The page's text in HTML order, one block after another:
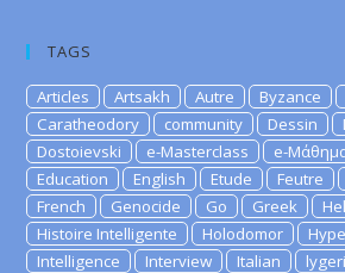
TAGS
Articles Artsakh Autre Byzance
Caratheodory
community Dessin
Dostoievski
e-Masterclass e-
Education
English Etude Feutre
French
Genocide Go Greek
Histoire Intelligente
Holodomor
Intelligence
Interview Italian